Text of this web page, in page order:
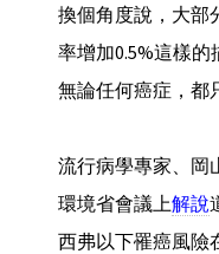
換個角度說，大部
率增加0.5%這樣的
無論任何癌症，都
流行病學專家、岡
環境省會議上解說
西弗以下罹癌風險